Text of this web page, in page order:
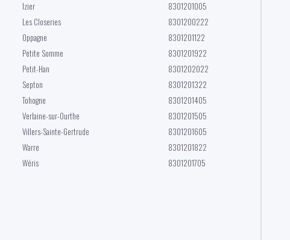
Izier
8301201005
Les Closeries
8301200222
Oppagne
8301201122
Petite Somme
8301201922
Petit-Han
8301202022
Septon
8301201322
Tohogne
8301201405
Verlaine-sur-Ourthe
8301201505
Villers-Sainte-Gertrude
8301201605
Warre
8301201822
Wéris 8301201705